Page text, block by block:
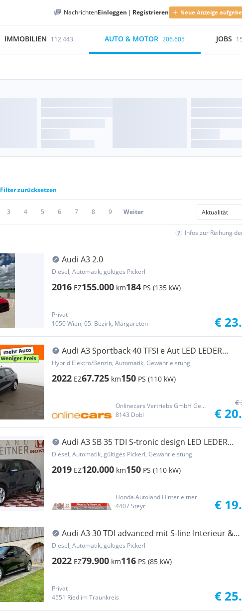
NachrichtenEinloggen | Registrieren Neue Anzeige
IMMOBILIEN 112.443 AUTO & MOTOR 206.605 JOBS
Filter zurücksetzen
3 4 5 6 7 8 9 Weiter
Infos zur Reihung
Audi A3 2.0
Diesel, Automatik, gültiges Pickerl
2016 EZ155.000 km184 PS (135 kW)
Privat
1050 Wien, 05. Bezirk, Margareten
€
Audi A3 Sportback 40 TFSI e Aut LED LEDER
NAVI SITZHZ
Hybrid Elektro/Benzin, Automatik, Gewährleistung
2022 EZ67.725 km150 PS (110 kW)
Onlinecars Vertriebs GmbH Gebrauchtwagen-Outlet  Werkstätte  Spenglerei  Lackiererei
8143 Dobl
€
€
Audi A3 SB 35 TDI S-tronic design LED LEDER
NAVI
Diesel, Automatik, gültiges Pickerl, Gewährleistung
2019 EZ120.000 km150 PS (110 kW)
Honda Autoland Hinterleitner
4407 Steyr
€
Audi A3 30 TDI advanced mit S-line Interieur &
S-tronic
Diesel, Automatik, gültiges Pickerl
2022 EZ79.900 km116 PS (85 kW)
Privat
4551 Ried im Traunkreis
€